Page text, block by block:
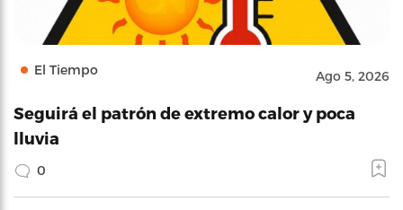
El Tiempo Ago 5, 2026
Seguirá el patrón de extremo calor y poca
lluvia
0